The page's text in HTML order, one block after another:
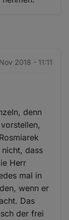
2018 - 11:11
denn
dass
Herr
mal in
wenn er
Das
der frei